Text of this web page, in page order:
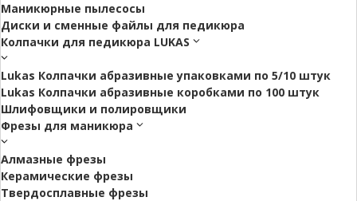
Маникюрные пылесосы
Диски и сменные файлы для педикюра
Колпачки для педикюра LUKAS
Lukas Колпачки абразивные упаковками по 5/10 штук
Lukas Колпачки абразивные коробками по 100 штук
Шлифовщики и полировщики
Фрезы для маникюра
Алмазные фрезы
Керамические фрезы
Твердосплавные фрезы